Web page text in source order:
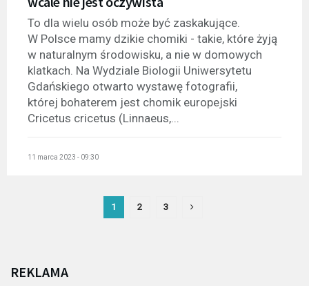
To dla wielu osób może być zaskakujące.
W Polsce mamy dzikie chomiki - takie, które żyją
w naturalnym środowisku, a nie w domowych
klatkach. Na Wydziale Biologii Uniwersytetu
Gdańskiego otwarto wystawę fotografii,
której bohaterem jest chomik europejski
Cricetus cricetus (Linnaeus,...
11 marca 2023 - 09:30
1 2 3
REKLAMA